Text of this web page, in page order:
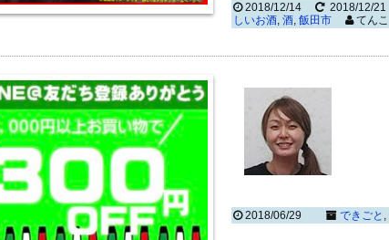
2018/12/14 2018/12/21
しいお酒, 酒, 飯田市 てんこ
2018/06/29 できごと ,